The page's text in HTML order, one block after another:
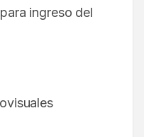
ingreso del